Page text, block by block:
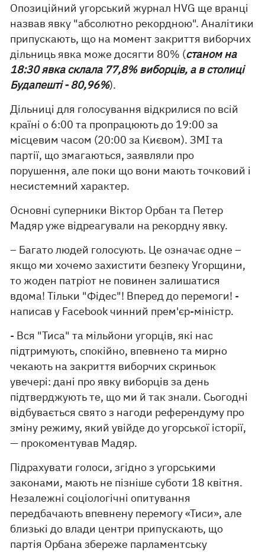
Опозиційний угорський журнал HVG ще вранці
назвав явку "абсолютно рекордною". Аналітики
припускають, що на момент закриття виборчих
дільниць явка може досягти 80% (станом на
18:30 явка склала 77,8% виборців, а в столиці
Будапешті - 80,96%).
Дільниці для голосування відкрилися по всій
країні о 6:00 та пропрацюють до 19:00 за
місцевим часом (20:00 за Києвом). ЗМІ та
партії, що змагаються, заявляли про
порушення, але поки що вони мають точковий і
несистемний характер.
Основні суперники Віктор Орбан та Петер
Мадяр уже відреагували на рекордну явку.
– Багато людей голосують. Це означає одне –
якщо ми хочемо захистити безпеку Угорщини,
то жоден патріот не повинен залишатися
вдома! Тільки "Фідес"! Вперед до перемоги! -
написав у Facebook чинний прем'єр-міністр.
- Вся "Тиса" та мільйони угорців, які нас
підтримують, спокійно, впевнено та мирно
чекають на закриття виборчих скриньок
увечері: дані про явку виборців за день
підтверджують те, що ми й так знали. Сьогодні
відбувається свято з нагоди референдуму про
зміну режиму, який увійде до угорської історії,
— прокоментував Мадяр.
Підрахувати голоси, згідно з угорськими
законами, мають не пізніше суботи 18 квітня.
Незалежні соціологічні опитування
передбачають впевнену перемогу «Тиси», але
близькі до влади центри припускають, що
партія Орбана збереже парламентську